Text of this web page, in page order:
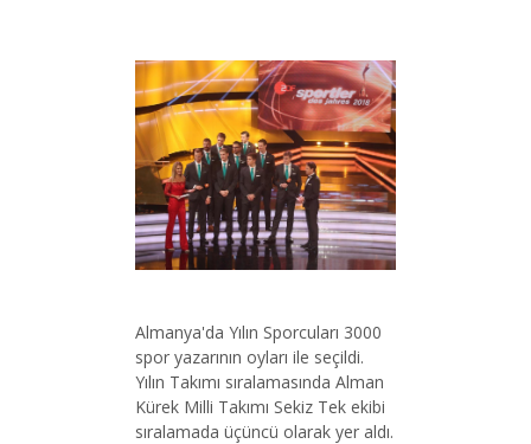
Almanya'da Yılın Sporcuları 3000
spor yazarının oyları ile seçildi.
Yılın Takımı sıralamasında Alman
Kürek Milli Takımı Sekiz Tek ekibi
sıralamada üçüncü olarak yer aldı.